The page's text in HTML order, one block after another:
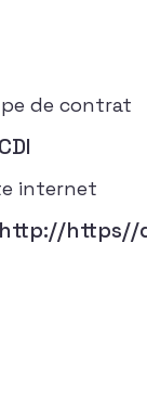
de contrat
CDI
internet
http://https//